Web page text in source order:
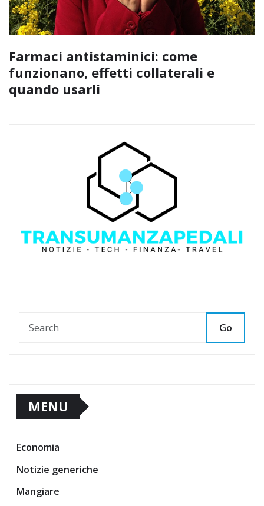
Farmaci antistaminici: come
funzionano, effetti collaterali e
quando usarli
Go
MENU
Economia
Notizie generiche
Mangiare